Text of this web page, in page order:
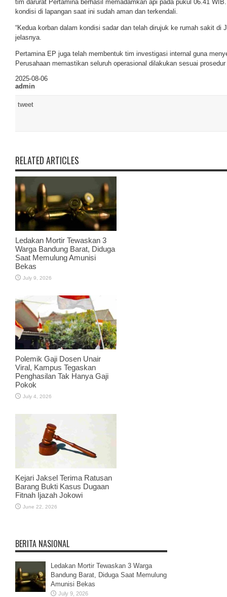
tim darurat Pertamina berhasil memadamkan api pada pukul 06.41
kondisi di lapangan saat ini sudah aman dan terkendali.
“Kedua korban dalam kondisi sadar dan telah dirujuk ke rumah sakit di
jelasnya.
Pertamina EP juga telah membentuk tim investigasi internal guna
Perusahaan memastikan seluruh operasional dilakukan sesuai
2025-08-06
admin
tweet
RELATED ARTICLES
Ledakan Mortir Tewaskan 3
Warga Bandung Barat, Diduga
Saat Memulung Amunisi
Bekas
July 9, 2026
Polemik Gaji Dosen Unair
Viral, Kampus Tegaskan
Penghasilan Tak Hanya Gaji
Pokok
July 4, 2026
Kejari Jaksel Terima Ratusan
Barang Bukti Kasus Dugaan
Fitnah Ijazah Jokowi
June 22, 2026
BERITA NASIONAL
Ledakan Mortir Tewaskan 3 Warga
Bandung Barat, Diduga Saat Memulung
Amunisi Bekas
July 9, 2026